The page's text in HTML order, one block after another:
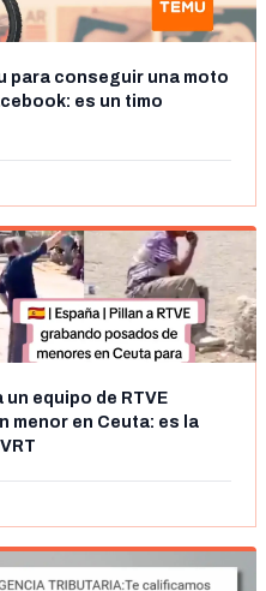
para conseguir una moto
es un timo
equipo de RTVE
menor en Ceuta: es la